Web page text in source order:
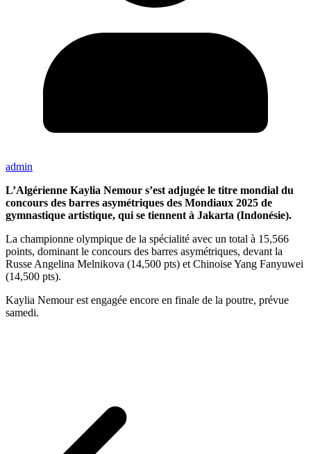
admin
L’Algérienne Kaylia Nemour s’est adjugée le titre mondial du
concours des barres asymétriques des Mondiaux 2025 de
gymnastique artistique, qui se tiennent à Jakarta (Indonésie).
La championne olympique de la spécialité avec un total à 15,566
points, dominant le concours des barres asymétriques, devant la
Russe Angelina Melnikova (14,500 pts) et Chinoise Yang Fanyuwei
(14,500 pts).
Kaylia Nemour est engagée encore en finale de la poutre, prévue
samedi.